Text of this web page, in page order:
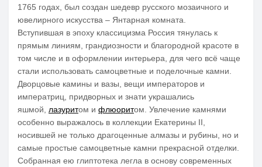
1765 годах, был создан шедевр русского мозаичного и
ювелирного искусства – Янтарная комната.
Вступившая в эпоху классицизма Россия тянулась к
прямым линиям, грандиозности и благородной красоте в
том числе и в оформлении интерьера, для чего всё чаще
стали использовать самоцветные и поделочные камни.
Дворцовые камины и вазы, вещи императоров и
императриц, придворных и знати украшались
яшмой, лазуритом и флюоритом. Увлечение камнями
особенно выражалось в коллекции Екатерины II,
носившей не только драгоценные алмазы и рубины, но и
самые простые самоцветные камни прекрасной отделки.
Собранная ею глиптотека легла в основу современных